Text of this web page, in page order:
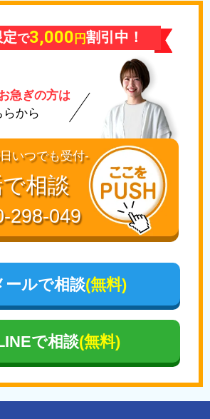
で3,000 円割引中！
急ぎの方は
らから
いつでも受付-
相談
298-049
ールで相談(無料)
で相談(無料)